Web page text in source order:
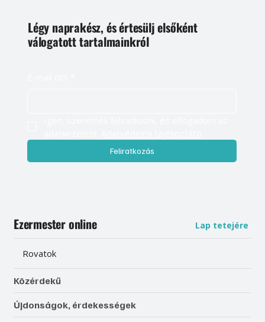
Légy naprakész, és értesülj elsőként
válogatott tartalmainkról
Feliratkozás
Ezermester online Lap tetejére
Rovatok
Közérdekű
Újdonságok, érdekességek